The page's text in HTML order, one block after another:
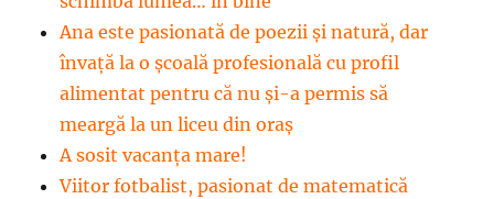
Ana este pasionată de poezii și natură, dar
învață la o școală profesională cu profil
alimentat pentru că nu și-a permis să
meargă la un liceu din oraș
A sosit vacanța mare!
Viitor fotbalist, pasionat de matematică